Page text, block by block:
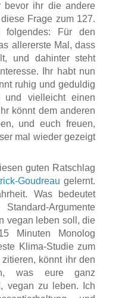
bevor ihr die andere
Frage zum 127.
folgendes: Für den
allererste Mal, dass
und dahinter steht
Ihr habt nun
ruhig und geduldig
und vielleicht einen
könnt dem anderen
und euch freuen,
mal wieder gezeigt
guten Ratschlag
Goudreau gelernt.
Was bedeutet
Argumente
vegan leben soll, die
Minuten Monolog
Klima-Studie zum
könnt ihr den
was eure ganz
vegan zu leben. Ich